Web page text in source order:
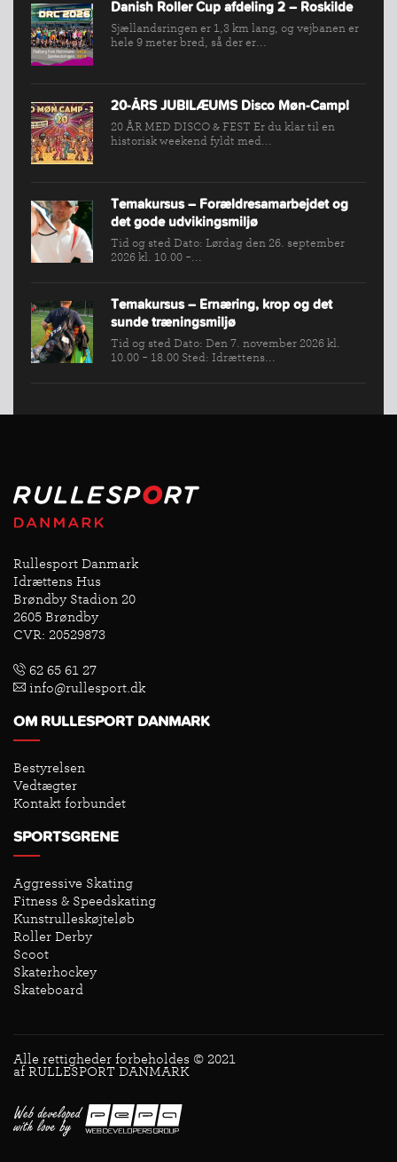
VÆRKTØJSKASSEN
KONKURRENCER
Danish Roller Cup afdeling 2 – Roskilde
Sjællandsringen er 1,3 km lang, og vejbanen er
hele 9 meter bred, så der er...
20-ÅRS JUBILÆUMS Disco Møn-Camp!
20 ÅR MED DISCO & FEST Er du klar til en
historisk weekend fyldt med...
Temakursus – Forældresamarbejdet og
det gode udvikingsmiljø
Tid og sted Dato: Lørdag den 26. september
2026 kl. 10.00 -...
Temakursus – Ernæring, krop og det
sunde træningsmiljø
Tid og sted Dato: Den 7. november 2026 kl.
10.00 - 18.00 Sted: Idrættens...
Rullesport Danmark
Idrættens Hus
Brøndby Stadion 20
2605 Brøndby
CVR: 20529873
62 65 61 27
info@rullesport.dk
OM RULLESPORT DANMARK
Bestyrelsen
Vedtægter
Kontakt forbundet
SPORTSGRENE
Aggressive Skating
Fitness & Speedskating
Kunstrulleskøjteløb
Roller Derby
Scoot
Skaterhockey
Skateboard
Alle rettigheder forbeholdes © 2021
af RULLESPORT DANMARK